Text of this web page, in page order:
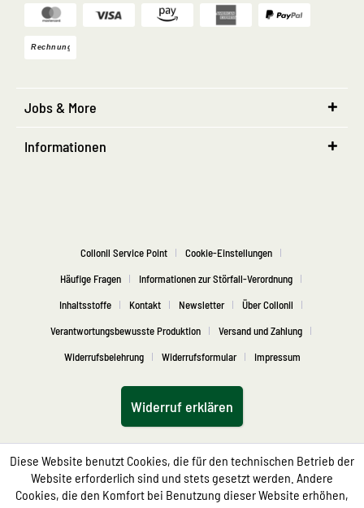
Jobs & More
Informationen
Collonil Service Point
Cookie-Einstellungen
Häufige Fragen
Informationen zur Störfall-Verordnung
Inhaltsstoffe
Kontakt Newsletter
Über Collonil
Verantwortungsbewusste Produktion
Versand und Zahlung
Widerrufsbelehrung
Widerrufsformular Impressum
Widerruf erklären
Diese Website benutzt Cookies, die für den technischen Betrieb der
Website erforderlich sind und stets gesetzt werden. Andere
Cookies, die den Komfort bei Benutzung dieser Website erhöhen,